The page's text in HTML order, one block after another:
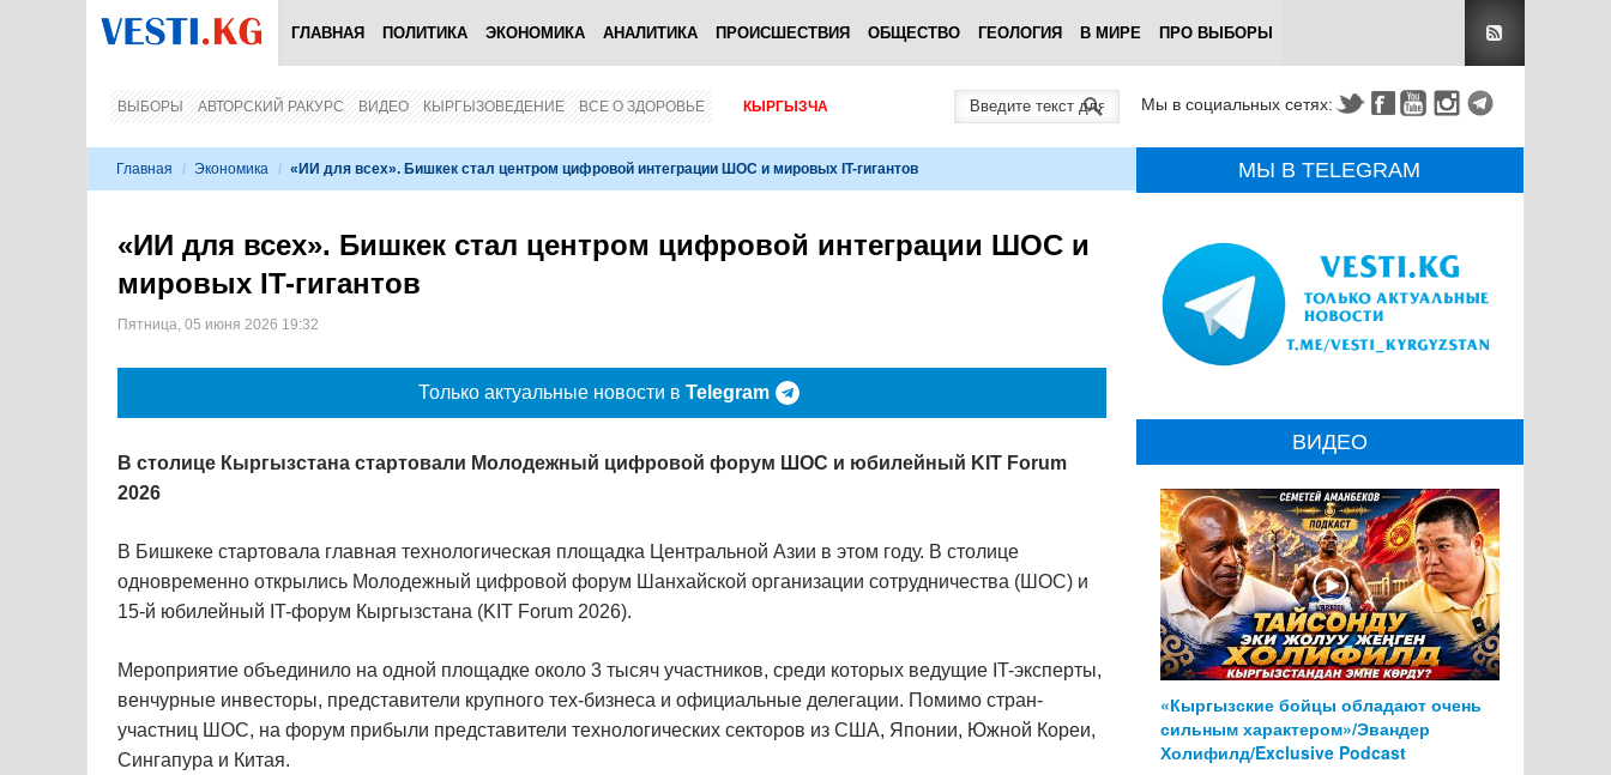
ГЛАВНАЯ ПОЛИТИКА ЭКОНОМИКА АНАЛИТИКА ПРОИСШЕСТВИЯ ОБЩЕСТВО ГЕОЛОГИЯ В МИРЕ ПРО ВЫБОРЫ
ВЫБОРЫ АВТОРСКИЙ РАКУРС ВИДЕО КЫРГЫЗОВЕДЕНИЕ ВСЕ О ЗДОРОВЬЕ КЫРГЫЗЧА Мы в социальных сетях:
Главная / Экономика / «ИИ для всех». Бишкек стал центром цифровой интеграции ШОС и мировых IT-гигантов
«ИИ для всех». Бишкек стал центром цифровой интеграции ШОС и
мировых IT-гигантов
Пятница, 05 июня 2026 19:32
Только актуальные новости в Telegram
В столице Кыргызстана стартовали Молодежный цифровой форум ШОС и юбилейный KIT Forum
2026
В Бишкеке стартовала главная технологическая площадка Центральной Азии в этом году. В столице
одновременно открылись Молодежный цифровой форум Шанхайской организации сотрудничества (ШОС) и
15-й юбилейный IT-форум Кыргызстана (KIT Forum 2026).
Мероприятие объединило на одной площадке около 3 тысяч участников, среди которых ведущие IT-эксперты,
венчурные инвесторы, представители крупного тех-бизнеса и официальные делегации. Помимо стран-
участниц ШОС, на форум прибыли представители технологических секторов из США, Японии, Южной Кореи,
Сингапура и Китая.
МЫ В TELEGRAM
ВИДЕО
«Кыргызские бойцы обладают очень
сильным характером»/Эвандер
Холифилд/Exclusive Podcast